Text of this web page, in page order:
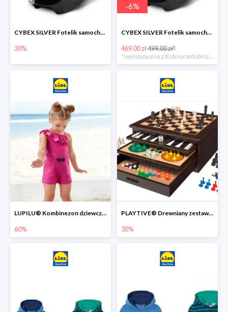
CYBEX SILVER Fotelik samochodowy -30%
30%
-6%
CYBEX SILVER Fotelik samochodowy + dostawa gratis!
469.00 zł499.00 zł*
*najniższa cena z 30 dni przed obniżką
LUPILU® Kombinezon dziewczęcy z bawełny
60%
PLAYTIVE® Drewniany zestaw gier 10 w 1
30%